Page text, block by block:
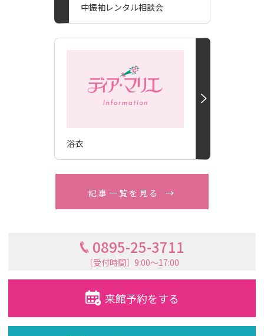
中振袖レンタル相談会
浴衣
記事一覧を見る
0895-25-3711
［受付時間］9:00〜17:00
来館予約をする